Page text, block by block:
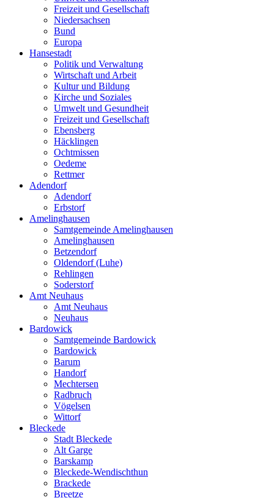
Freizeit und Gesellschaft
Niedersachsen
Bund
Europa
Hansestadt
Politik und Verwaltung
Wirtschaft und Arbeit
Kultur und Bildung
Kirche und Soziales
Umwelt und Gesundheit
Freizeit und Gesellschaft
Ebensberg
Häcklingen
Ochtmissen
Oedeme
Rettmer
Adendorf
Adendorf
Erbstorf
Amelinghausen
Samtgemeinde Amelinghausen
Amelinghausen
Betzendorf
Oldendorf (Luhe)
Rehlingen
Soderstorf
Amt Neuhaus
Amt Neuhaus
Neuhaus
Bardowick
Samtgemeinde Bardowick
Bardowick
Barum
Handorf
Mechtersen
Radbruch
Vögelsen
Wittorf
Bleckede
Stadt Bleckede
Alt Garge
Barskamp
Bleckede-Wendischthun
Brackede
Breetze